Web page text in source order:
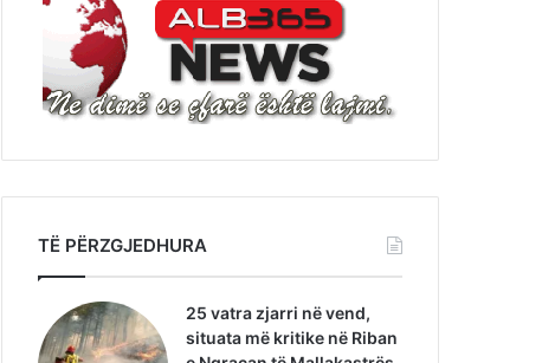
TË PËRZGJEDHURA
25 vatra zjarri në vend,
situata më kritike në Riban